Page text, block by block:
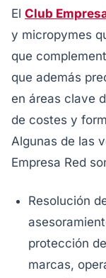
El Club
y micropymes
que
que además
en áreas clave
de costes y
Algunas de las
Empresa Red
Resolución
protección
marcas,